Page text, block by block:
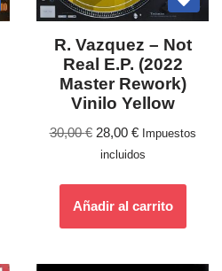
R. Vazquez – Not
Real E.P. (2022
Master Rework)
Vinilo Yellow
30,00€ 28,00 €
Impuestos
incluidos
Añadir al carrito